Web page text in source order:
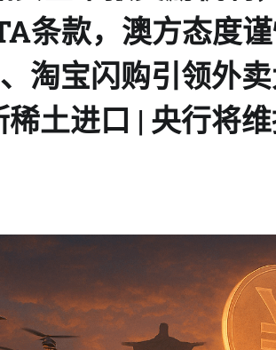
条款，澳方态度
淘宝闪购引领外
土进口 | 央行将